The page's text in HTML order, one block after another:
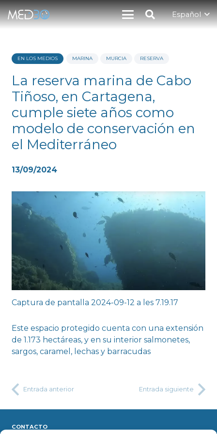
Español
EN LOS MEDIOS MARINA MURCIA RESERVA
La reserva marina de Cabo
Tiñoso, en Cartagena,
cumple siete años como
modelo de conservación en
el Mediterráneo
13/09/2024
Captura de pantalla 2024-09-12 a les 7.19.17
Este espacio protegido cuenta con una extensión
de 1.173 hectáreas, y en su interior salmonetes,
sargos, caramel, lechas y barracudas
Entrada anterior Entrada siguiente
CONTACTO